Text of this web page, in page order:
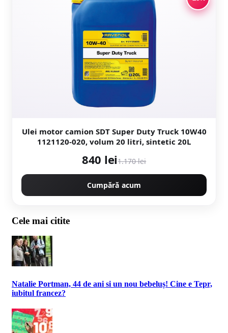
Ulei motor camion SDT Super Duty Truck 10W40
1121120-020, volum 20 litri, sintetic 20L
840 lei1.170 lei
Cumpără acum
Cele mai citite
Natalie Portman, 44 de ani si un nou bebeluș! Cine e Tepr,
iubitul francez?